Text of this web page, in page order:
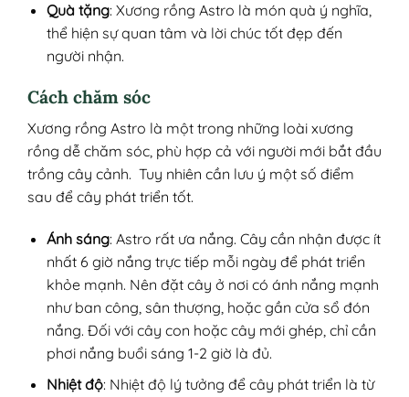
Quà tặng: Xương rồng Astro là món quà ý nghĩa,
thể hiện sự quan tâm và lời chúc tốt đẹp đến
người nhận.
Cách chăm sóc
Xương rồng Astro là một trong những loài xương
rồng dễ chăm sóc, phù hợp cả với người mới bắt đầu
trồng cây cảnh. Tuy nhiên cần lưu ý một số điểm
sau để cây phát triển tốt.
Ánh sáng: Astro rất ưa nắng. Cây cần nhận được ít
nhất 6 giờ nắng trực tiếp mỗi ngày để phát triển
khỏe mạnh. Nên đặt cây ở nơi có ánh nắng mạnh
như ban công, sân thượng, hoặc gần cửa sổ đón
nắng. Đối với cây con hoặc cây mới ghép, chỉ cần
phơi nắng buổi sáng 1-2 giờ là đủ.
Nhiệt độ: Nhiệt độ lý tưởng để cây phát triển là từ